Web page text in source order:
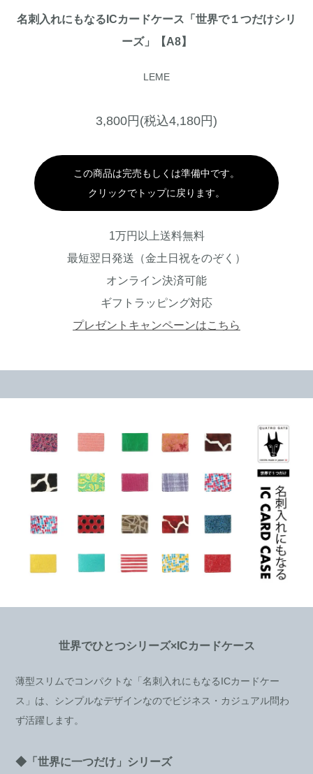
名刺入れにもなるICカードケース「世界で１つだけシリ
ーズ」【A8】
LEME
3,800円(税込4,180円)
この商品は完売もしくは準備中です。
クリックでトップに戻ります。
1万円以上送料無料
最短翌日発送（金土日祝をのぞく）
オンライン決済可能
ギフトラッピング対応
プレゼントキャンペーンはこちら
世界でひとつシリーズ×ICカードケース
薄型スリムでコンパクトな「名刺入れにもなるICカードケー
ス」は、シンプルなデザインなのでビジネス・カジュアル問わ
ず活躍します。
◆「世界に一つだけ」シリーズ